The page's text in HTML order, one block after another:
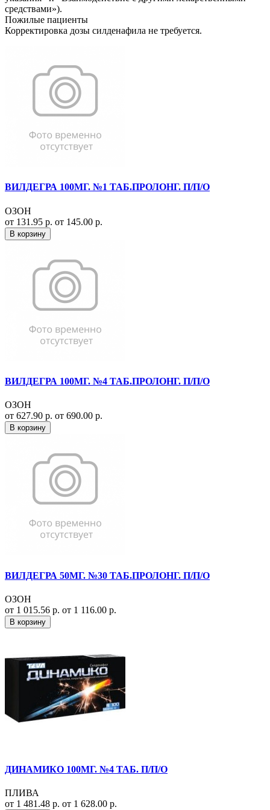
средствами»).
Пожилые пациенты
Корректировка дозы силденафила не требуется.
ВИЛДЕГРА 100МГ. №1 ТАБ.ПРОЛОНГ. П/П/О
ОЗОН
от 131.95 р. от 145.00 р.
В корзину
ВИЛДЕГРА 100МГ. №4 ТАБ.ПРОЛОНГ. П/П/О
ОЗОН
от 627.90 р. от 690.00 р.
В корзину
ВИЛДЕГРА 50МГ. №30 ТАБ.ПРОЛОНГ. П/П/О
ОЗОН
от 1 015.56 р. от 1 116.00 р.
В корзину
ДИНАМИКО 100МГ. №4 ТАБ. П/П/О
ПЛИВА
от 1 481.48 р. от 1 628.00 р.